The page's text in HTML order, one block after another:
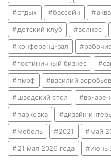
отдых бассейн
детский клуб велнес
конференц-зал
гостиничный бизнес
пмэф василий воробьев
шведский стол вр-
парковка дизайн
мебель 2021 май
21 мая 2026 года июнь